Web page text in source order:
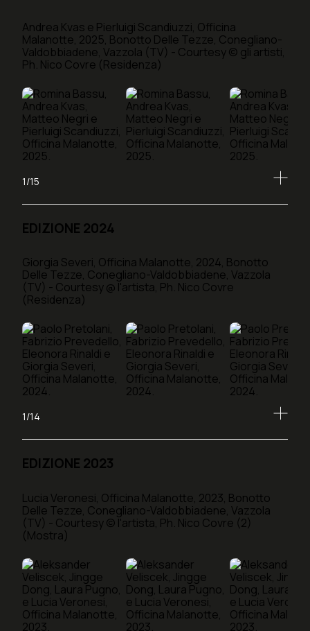
Andrea Kvas e Pierluigi Scandiuzzi, Officina
Malanotte, 2025, Bonotto Delle Tezze, Conegliano-
Valdobbiadene, Vazzola (TV) - Courtesy © gli artisti,
Ph. Nico Covre (Residenza)
1/15
EDIZIONE 2024
Giorgia Severi, Officina Malanotte, 2024, Bonotto
Delle Tezze, Conegliano-Valdobbiadene, Vazzola
(TV) - Courtesy @ l'artista, Ph. Nico Covre
(Residenza)
1/14
EDIZIONE 2023
Lucia Veronesi, Officina Malanotte, 2023, Bonotto
Delle Tezze, Conegliano-Valdobbiadene, Vazzola
(TV) - Courtesy © l'artista, Ph. Nico Covre (2)
(Mostra)